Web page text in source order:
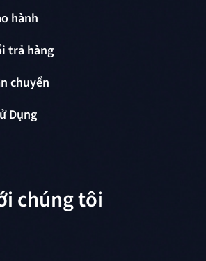
hành
trả hàng
chuyển
Dụng
chúng tôi